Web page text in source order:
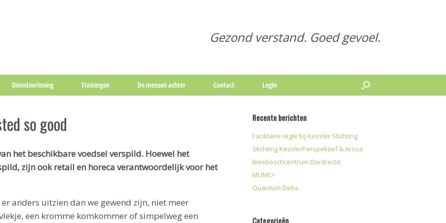
Gezond verstand. Goed gevoel.
Dienstverlening Trainingen De mensen achter Contact Login
so good
het beschikbare voedsel verspild. Hoewel het
zijn ook retail en horeca verantwoordelijk voor het
anders uitzien dan we gewend zijn, niet meer
een kromme komkommer of simpelweg een
Recente berichten
Facilitaire regie bij Kessler Stichting
Stichting KesslerPerspektief & Arosa
Biesboschcentrum Dordrecht
MUMC+
Quantum Delta
Categorieën